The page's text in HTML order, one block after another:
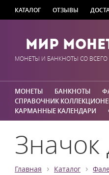
КАТАЛОГ ОТЗЫВЫ
Мир
МОНЕТЫ И БАНКНОТЫ СО ВСЕГО
МОНЕТЫ БАНКНОТЫ
СПРАВОЧНИК
КАРМАННЫЕ КАЛЕНДАРИ
Главная › Каталог ›